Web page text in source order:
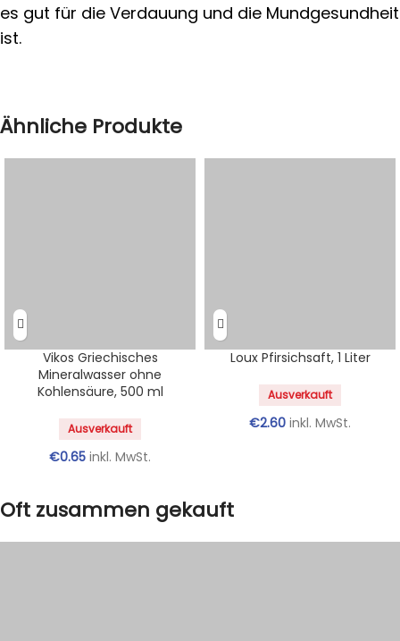
es gut für die Verdauung und die Mundgesundheit
ist.
Ähnliche Produkte
Vikos Griechisches
Mineralwasser ohne
Kohlensäure, 500 ml
Ausverkauft
€0.65 inkl. MwSt.
Loux Pfirsichsaft, 1 Liter
Ausverkauft
€2.60 inkl. MwSt.
Oft zusammen gekauft